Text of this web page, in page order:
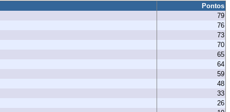
Pontos
79
76
73
70
65
64
59
48
33
26